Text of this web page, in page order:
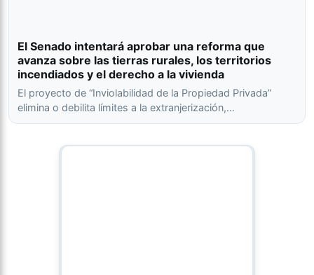
El Senado intentará aprobar una reforma que
avanza sobre las tierras rurales, los territorios
incendiados y el derecho a la vivienda
El proyecto de “Inviolabilidad de la Propiedad Privada”
elimina o debilita límites a la extranjerización,…